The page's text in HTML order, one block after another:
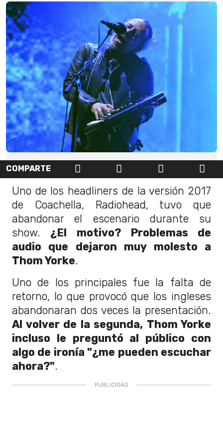
COMPARTE
Uno de los headliners de la versión 2017
de Coachella, Radiohead, tuvo que
abandonar el escenario durante su
show. ¿El motivo? Problemas de
audio que dejaron muy molesto a
Thom Yorke.
Uno de los principales fue la falta de
retorno, lo que provocó que los ingleses
abandonaran dos veces la presentación.
Al volver de la segunda, Thom Yorke
incluso le preguntó al público con
algo de ironía "¿me pueden escuchar
ahora?".